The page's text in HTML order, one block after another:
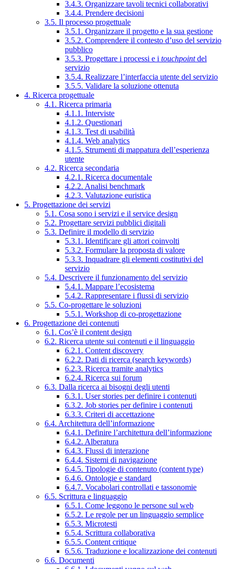
3.4.3. Organizzare tavoli tecnici collaborativi
3.4.4. Prendere decisioni
3.5. Il processo progettuale
3.5.1. Organizzare il progetto e la sua gestione
3.5.2. Comprendere il contesto d’uso del servizio
pubblico
3.5.3. Progettare i processi e i touchpointdel
servizio
3.5.4. Realizzare l’interfaccia utente del servizio
3.5.5. Validare la soluzione ottenuta
4. Ricerca progettuale
4.1. Ricerca primaria
4.1.1. Interviste
4.1.2. Questionari
4.1.3. Test di usabilità
4.1.4. Web analytics
4.1.5. Strumenti di mappatura dell’esperienza
utente
4.2. Ricerca secondaria
4.2.1. Ricerca documentale
4.2.2. Analisi benchmark
4.2.3. Valutazione euristica
5. Progettazione dei servizi
5.1. Cosa sono i servizi e il service design
5.2. Progettare servizi pubblici digitali
5.3. Definire il modello di servizio
5.3.1. Identificare gli attori coinvolti
5.3.2. Formulare la proposta di valore
5.3.3. Inquadrare gli elementi costitutivi del
servizio
5.4. Descrivere il funzionamento del servizio
5.4.1. Mappare l’ecosistema
5.4.2. Rappresentare i flussi di servizio
5.5. Co-progettare le soluzioni
5.5.1. Workshop di co-progettazione
6. Progettazione dei contenuti
6.1. Cos’è il content design
6.2. Ricerca utente sui contenuti e il linguaggio
6.2.1. Content discovery
6.2.2. Dati di ricerca (search keywords)
6.2.3. Ricerca tramite analytics
6.2.4. Ricerca sui forum
6.3. Dalla ricerca ai bisogni degli utenti
6.3.1. User stories per definire i contenuti
6.3.2. Job stories per definire i contenuti
6.3.3. Criteri di accettazione
6.4. Architettura dell’informazione
6.4.1. Definire l’architettura dell’informazione
6.4.2. Alberatura
6.4.3. Flussi di interazione
6.4.4. Sistemi di navigazione
6.4.5. Tipologie di contenuto (content type)
6.4.6. Ontologie e standard
6.4.7. Vocabolari controllati e tassonomie
6.5. Scrittura e linguaggio
6.5.1. Come leggono le persone sul web
6.5.2. Le regole per un linguaggio semplice
6.5.3. Microtesti
6.5.4. Scrittura collaborativa
6.5.5. Content critique
6.5.6. Traduzione e localizzazione dei contenuti
6.6. Documenti